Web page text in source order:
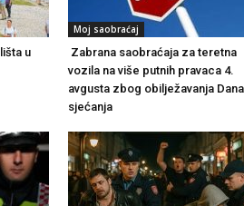
u
Moj saobraćaj
Zabrana saobraćaja za teretna
vozila na više putnih pravaca 4.
avgusta zbog obilježavanja Dana
sjećanja